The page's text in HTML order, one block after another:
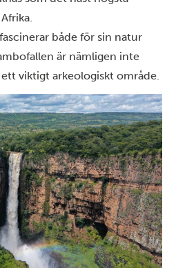
både för sin natur
är nämligen inte
ett viktigt arkeologiskt område.